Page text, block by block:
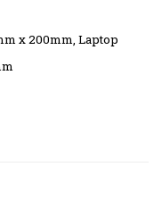
x 200mm, Laptop